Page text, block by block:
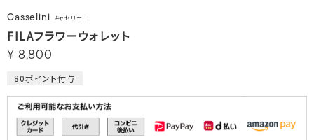
Casselini キャセリーニ
FILAフラワーウォレット
¥ 8,800
80ポイント付与